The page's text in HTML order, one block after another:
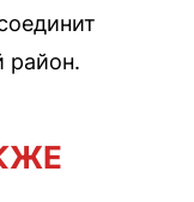
район.